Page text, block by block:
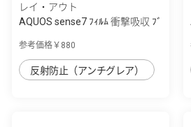
レイ・アウト
AQUOS sense7 ﾌｨﾙﾑ 衝撃吸収 ﾌﾞ
参考価格￥880
反射防止（アンチグレア）